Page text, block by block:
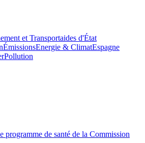
et Transportaides d'État
ÉmissionsEnergie & ClimatEspagne
Pollution
programme de santé de la Commission